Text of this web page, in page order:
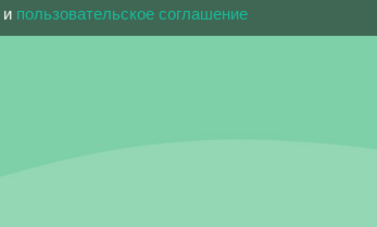
и пользовательское соглашение